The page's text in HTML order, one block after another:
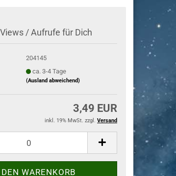
/ Auf­ru­fe für Dich
204145
ca. 3-4 Tage
(Ausland abweichend)
3,49 EUR
inkl. 19% MwSt. zzgl. Versand